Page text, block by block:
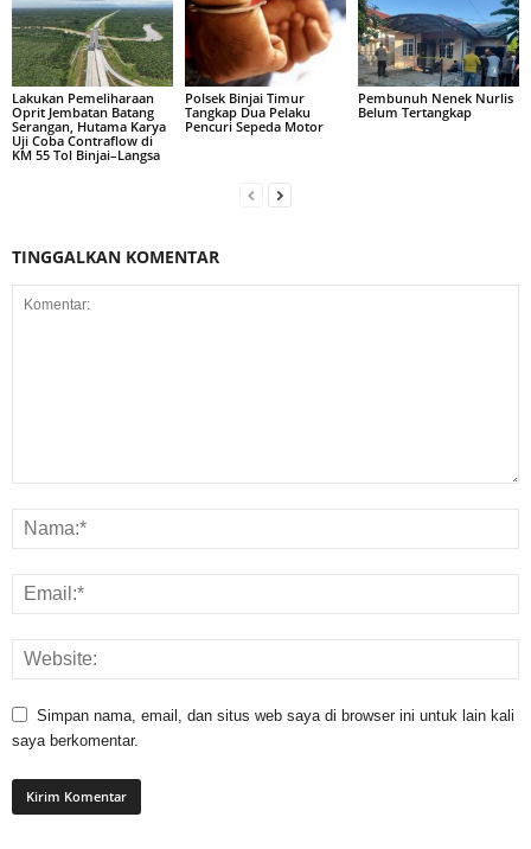
Lakukan Pemeliharaan
Oprit Jembatan Batang
Serangan, Hutama Karya
Uji Coba Contraflow di
KM 55 Tol Binjai–Langsa
Polsek Binjai Timur
Tangkap Dua Pelaku
Pencuri Sepeda Motor
Pembunuh Nenek Nurlis
Belum Tertangkap
TINGGALKAN KOMENTAR
Simpan nama, email, dan situs web saya di browser ini untuk lain kali
saya berkomentar.